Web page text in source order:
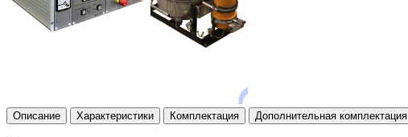
Описание Характеристики Комплектация Дополнительная комплектация